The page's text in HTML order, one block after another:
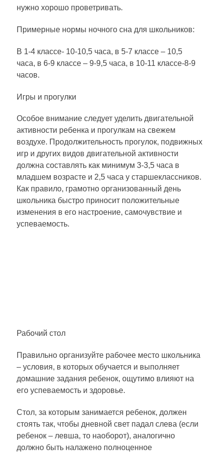
нужно хорошо проветривать.
Примерные нормы ночного сна для школьников:
В 1-4 классе- 10-10,5 часа, в 5-7 классе – 10,5
часа, в 6-9 классе – 9-9,5 часа, в 10-11 классе-8-9
часов.
Игры и прогулки
Особое внимание следует уделить двигательной
активности ребенка и прогулкам на свежем
воздухе. Продолжительность прогулок, подвижных
игр и других видов двигательной активности
должна составлять как минимум 3-3,5 часа в
младшем возрасте и 2,5 часа у старшеклассников.
Как правило, грамотно организованный день
школьника быстро приносит положительные
изменения в его настроение, самочувствие и
успеваемость.
Рабочий стол
Правильно организуйте рабочее место школьника
– условия, в которых обучается и выполняет
домашние задания ребенок, ощутимо влияют на
его успеваемость и здоровье.
Стол, за которым занимается ребенок, должен
стоять так, чтобы дневной свет падал слева (если
ребенок – левша, то наоборот), аналогично
должно быть налажено полноценное